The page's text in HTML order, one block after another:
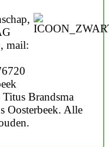
mail:
Brandsma
Oosterbeek. Alle